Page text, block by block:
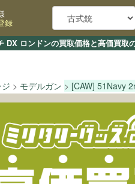
DX ロンドンの買取価格と高価買
録
モデルガン [CAW] 51Navy